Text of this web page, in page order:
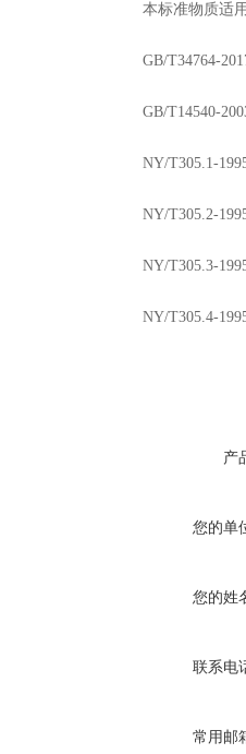
本标准物质适
GB/T34764-
GB/T14540-
NY/T305.1-
NY/T305.2-
NY/T305.3-
NY/T305.4-
产
您的单
您的姓
联系电
常用邮